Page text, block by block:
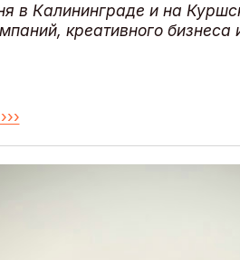
в Калининграде и на
креативного бизнеса